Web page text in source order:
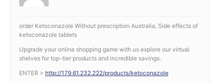
order Ketoconazole Without prescription Australia, Side effects of
ketoconazole tablets
Upgrade your online shopping game with us explore our virtual
shelves for top-tier products and incredible savings.
ENTER > http://179.61.232.222/products/ketoconazole